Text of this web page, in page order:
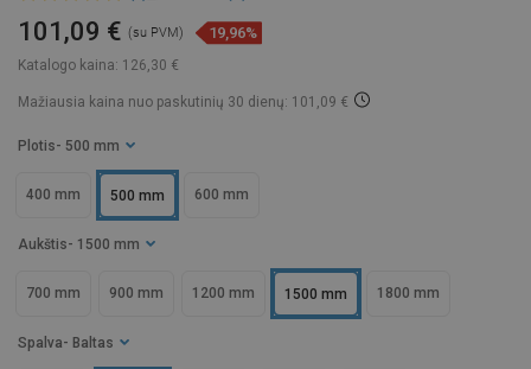
Katalogo kaina: 126,30 €
101,09 € (su PVM) 19,96%
Mažiausia kaina nuo paskutinių 30 dienų: 101,09 €
Plotis - 500 mm
400 mm 500 mm 600 mm
Aukštis - 1500 mm
700 mm 900 mm 1200 mm 1500 mm 1800 mm
Spalva - Baltas